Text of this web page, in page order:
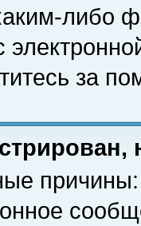
либо
за